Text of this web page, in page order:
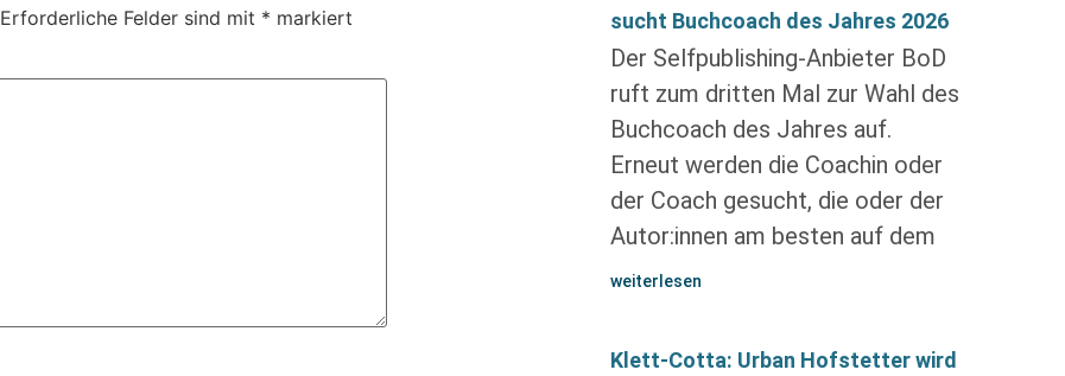
Erforderliche Felder sind mit * markiert
sucht Buchcoach des Jahres 2026
Der Selfpublishing-Anbieter BoD
ruft zum dritten Mal zur Wahl des
Buchcoach des Jahres auf.
Erneut werden die Coachin oder
der Coach gesucht, die oder der
Autor:innen am besten auf dem
weiterlesen
Klett-Cotta: Urban Hofstetter wird